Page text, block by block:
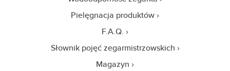
Pielęgnacja produktów
F.A.Q.
Słownik pojęć zegarmistrzowskich
Magazyn